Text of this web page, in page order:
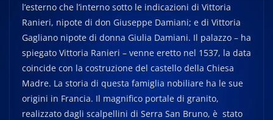
l’esterno che l’interno sotto le indicazioni di Vittoria
Ranieri, nipote di don Giuseppe Damiani; e di Vittoria
Gagliano nipote di donna Giulia Damiani. Il palazzo – ha
spiegato Vittoria Ranieri – venne eretto nel 1537, la data
coincide con la costruzione del castello della Chiesa
Madre. La storia di questa famiglia nobiliare ha le sue
origini in Francia. Il magnifico portale di granito,
realizzato dagli scalpellini di Serra San Bruno, è stato